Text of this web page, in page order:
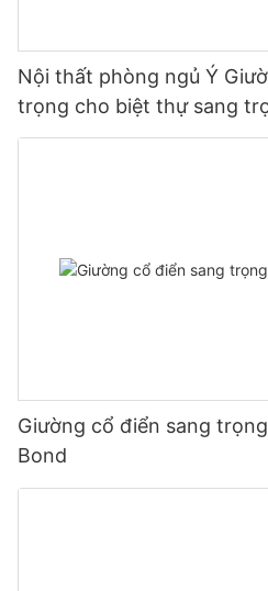
Nội thất phòng ngủ Ý
trọng cho biệt thự sang
Giường cổ điển sang
Bond